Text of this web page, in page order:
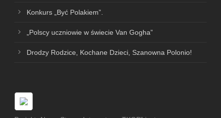
Konkurs „Być Polakiem”.
„Polscy uczniowie w świecie Van Gogha”
Drodzy Rodzice, Kochane Dzieci, Szanowna Polonio!